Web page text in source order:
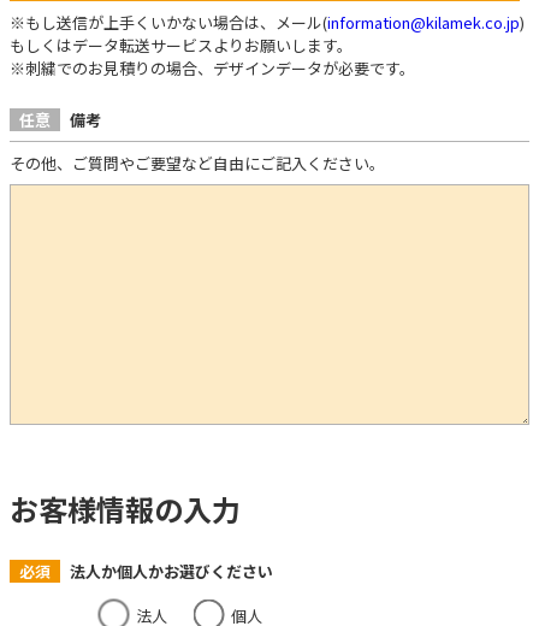
※もし送信が上手くいかない場合は、メール(information@kilamek.co.jp)
もしくはデータ転送サービスよりお願いします。
※刺繍でのお見積りの場合、デザインデータが必要です。
任意
備考
その他、ご質問やご要望など自由にご記入ください。
お客様情報の入力
必須
法人か個人かお選びください
法人
個人